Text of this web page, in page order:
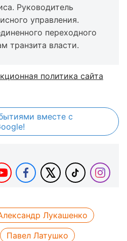
Руководитель
управления.
переходного
транзита власти.
политика сайта
вместе с
Лукашенко
Павел Латушко